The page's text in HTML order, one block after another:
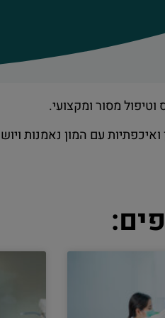
וטיפול מסור ומקצועי.
עם המון נאמנות